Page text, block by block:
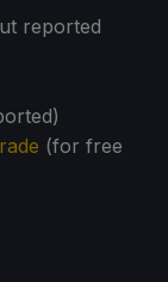
reported
(for free